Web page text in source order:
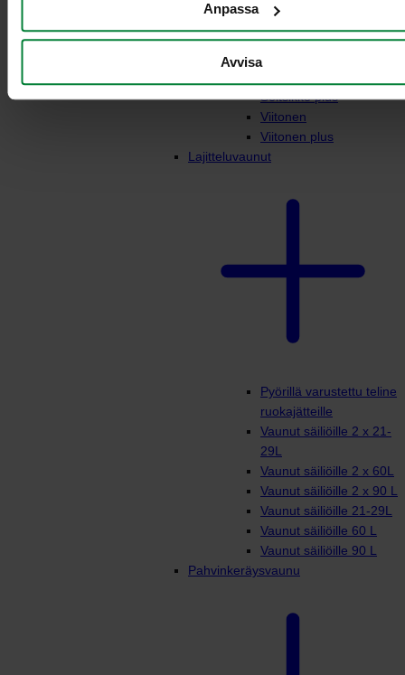
Anpassa
Avvisa
Kuutonen plus
Nelikko
Nelikko plus
Seitsikko plus
Viitonen
Viitonen plus
Lajitteluvaunut
Pyörillä varustettu teline
ruokajätteille
Vaunut säiliöille 2 x 21-
29L
Vaunut säiliöille 2 x 60L
Vaunut säiliöille 2 x 90 L
Vaunut säiliöille 21-29L
Vaunut säiliöille 60 L
Vaunut säiliöille 90 L
Pahvinkeräysvaunu